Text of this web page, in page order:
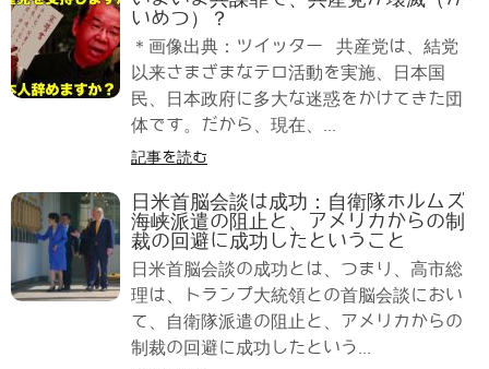
いめつ）？
＊画像出典：ツイッター 共産党は、結党
以来さまざまなテロ活動を実施、日本国
民、日本政府に多大な迷惑をかけてきた団
体です。だから、現在、...
記事を読む
日米首脳会談は成功：自衛隊ホルムズ
海峡派遣の阻止と、アメリカからの制
裁の回避に成功したということ
日米首脳会談の成功とは、つまり、高市総
理は、トランプ大統領との首脳会談におい
て、自衛隊派遣の阻止と、アメリカからの
制裁の回避に成功したという...